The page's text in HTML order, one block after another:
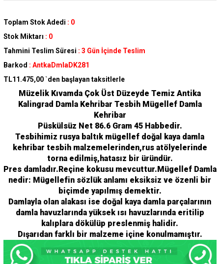
Toplam Stok Adedi : 0
Stok Miktarı : 0
Tahmini Teslim Süresi : 3 Gün İçinde Teslim
Barkod : AntkaDmlaDK281
TL11.475,00 `den başlayan taksitlerle
Müzelik Kıvamda Çok Üst Düzeyde Temiz Antika
Kalingrad Damla Kehribar Tesbih Mügellef Damla
Kehribar
Püskülsüz Net 86.6 Gram 45 Habbedir.
Tesbihimiz rusya baltık mügellef doğal kaya damla
kehribar tesbih malzemelerinden,rus atölyelerinde
torna edilmiş,hatasız bir üründür.
Pres damladır.Reçine kokusu mevcuttur.Mügellef Damla
nedir: Mügellefin sözlük anlamı eksiksiz ve özenli bir
biçimde yapılmış demektir.
Damlayla olan alakası ise doğal kaya damla parçalarının
damla havuzlarında yüksek ısı havuzlarında eritilip
kalıplara dökülüp preslenmiş halidir.
Dışarıdan farklı bir malzeme içine konulmamıştır.